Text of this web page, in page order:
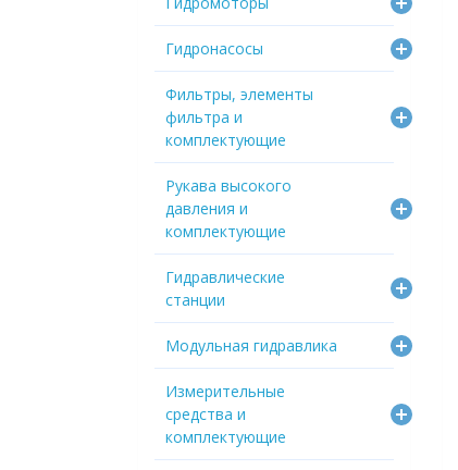
Гидронасосы
Фильтры, элементы
фильтра и
комплектующие
Рукава высокого
давления и
комплектующие
Гидравлические
станции
Модульная гидравлика
Измерительные
средства и
комплектующие